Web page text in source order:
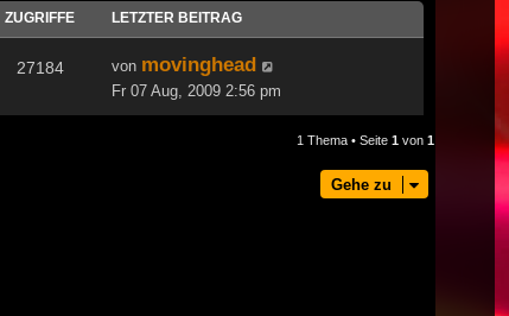
ZUGRIFFE LETZTER BEITRAG
27184 von movinghead
Fr 07 Aug, 2009 2:56 pm
1 Thema • Seite 1 von 1
Gehe zu